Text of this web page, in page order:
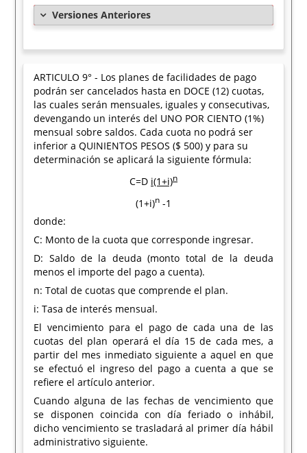
Versiones Anteriores
ARTICULO 9° - Los planes de facilidades de pago
podrán ser cancelados hasta en DOCE (12) cuotas,
las cuales serán mensuales, iguales y consecutivas,
devengando un interés del UNO POR CIENTO (1%)
mensual sobre saldos. Cada cuota no podrá ser
inferior a QUINIENTOS PESOS ($ 500) y para su
determinación se aplicará la siguiente fórmula:
C=D i(1+i)n
(1+i)n -1
donde:
C: Monto de la cuota que corresponde ingresar.
D: Saldo de la deuda (monto total de la deuda
menos el importe del pago a cuenta).
n: Total de cuotas que comprende el plan.
i: Tasa de interés mensual.
El vencimiento para el pago de cada una de las
cuotas del plan operará el día 15 de cada mes, a
partir del mes inmediato siguiente a aquel en que
se efectuó el ingreso del pago a cuenta a que se
refiere el artículo anterior.
Cuando alguna de las fechas de vencimiento que
se disponen coincida con día feriado o inhábil,
dicho vencimiento se trasladará al primer día hábil
administrativo siguiente.